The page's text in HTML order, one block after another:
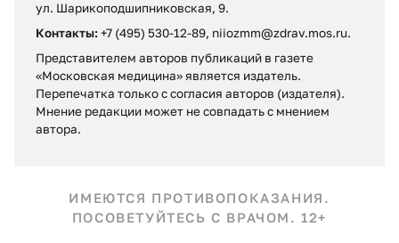
ул. Шарикоподшипниковская, 9.
Контакты: +7 (495) 530-12-89, niiozmm@zdrav.mos.ru.
Представителем авторов публикаций в газете
«Московская медицина» является издатель.
Перепечатка только с согласия авторов (издателя).
Мнение редакции может не совпадать c мнением
автора.
ИМЕЮТСЯ ПРОТИВОПОКАЗАНИЯ.
ПОСОВЕТУЙТЕСЬ С ВРАЧОМ. 12+